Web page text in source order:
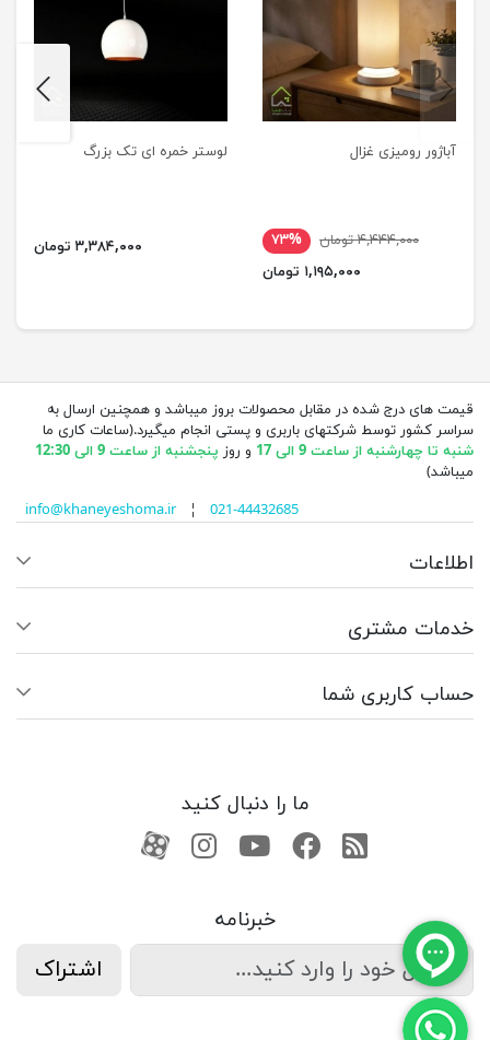
آباژور رومیزی غزال
۴,۴۴۴,۰۰۰ تومان
۷۳%
۱,۱۹۵,۰۰۰ تومان
لوستر خمره ای تک بزرگ
۳,۳۸۴,۰۰۰ تومان
previus
قیمت های درج شده در مقابل محصولات بروز میباشد و همچنین ارسال به
سراسر کشور توسط شرکتهای باربری و پستی انجام میگیرد.(ساعات کاری ما
شنبه تا چهارشنبه از ساعت 9 الی 17
و روز پنجشنبه از ساعت 9 الی 12:30
میباشد)
info@khaneyeshoma.ir¦ 021-44432685
اطلاعات
خدمات مشتری
حساب کاربری شما
ما را دنبال کنید
RSSفیسبوکیوتیوبکانال آپارات
کانال آپارات
خبرنامه
اشتراک